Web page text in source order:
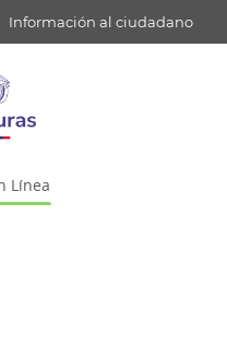
Información al ciudadano
Línea